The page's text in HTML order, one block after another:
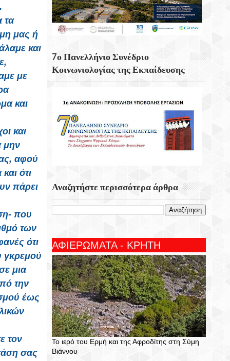
τα
μας ή
και
με
και
και
μην
αφού
ότι
πάρει
που
των
ότι
γκρεμού
μια
την
έως
τον
σας
Γ. Πλακιωτάκης: Συνεχίζεται Η
Αναβάθμιση Των Σχολικών Μονάδων Στο
Η Οσάκα Από Τις Σημαντικότερες Πόλεις
Της Ιαπωνίας
Φεστιβάλ Κρήτης Της Περιφέρειας Κρήτης
Την Κυριακή 23 Αυγούστου
7ο Πανελλήνιο Συνέδριο
Κοινωνιολογίας της Εκπαίδευσης
Αναζητήστε περισσότερα άρθρα
ΑΦΙΕΡΩΜΑΤΑ - ΚΡΗΤΗ
Το ιερό του Ερμή και της Αφροδίτης στη Σύμη
Βιάννου